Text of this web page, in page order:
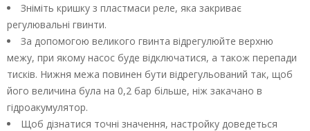
Зніміть кришку з пластмаси реле, яка закриває
регулювальні гвинти.
За допомогою великого гвинта відрегулюйте верхню
межу, при якому насос буде відключатися, а також перепади
тисків. Нижня межа повинен бути відрегульований так, щоб
його величина була на 0,2 бар більше, ніж закачано в
гідроакумулятор.
Щоб дізнатися точні значення, настройку доведеться